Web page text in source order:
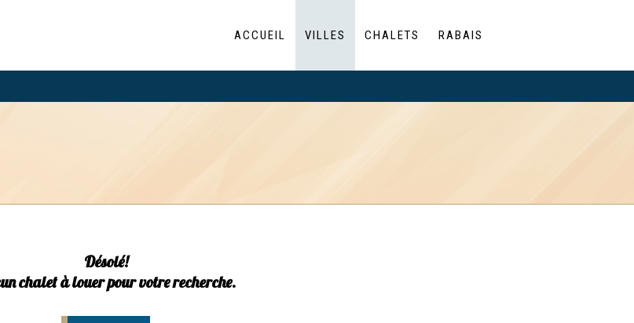
ACCUEIL VILLES CHALETS RABAIS
Désolé!
chalet à louer pour votre recherche.